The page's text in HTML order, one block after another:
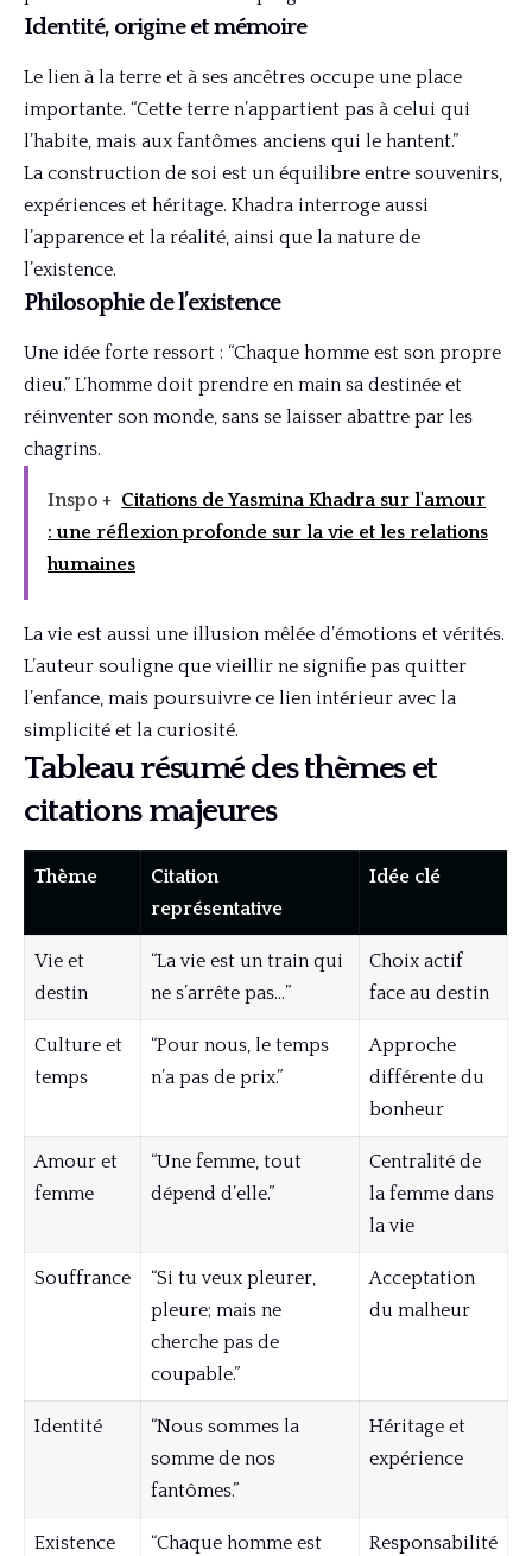
Identité, origine et mémoire
Le lien à la terre et à ses ancêtres occupe une place
importante. “Cette terre n’appartient pas à celui qui
l’habite, mais aux fantômes anciens qui le hantent.”
La construction de soi est un équilibre entre souvenirs,
expériences et héritage. Khadra interroge aussi
l’apparence et la réalité, ainsi que la nature de
l’existence.
Philosophie de l’existence
Une idée forte ressort : “Chaque homme est son propre
dieu.” L’homme doit prendre en main sa destinée et
réinventer son monde, sans se laisser abattre par les
chagrins.
Inspo + Citations de Yasmina Khadra sur l'amour
: une réflexion profonde sur la vie et les relations
humaines
La vie est aussi une illusion mêlée d’émotions et vérités.
L’auteur souligne que vieillir ne signifie pas quitter
l’enfance, mais poursuivre ce lien intérieur avec la
simplicité et la curiosité.
Tableau résumé des thèmes et
citations majeures
Thème
Citation
représentative
Idée clé
Vie et
destin
“La vie est un train qui
ne s’arrête pas…”
Choix actif
face au destin
Culture et
temps
“Pour nous, le temps
n’a pas de prix.”
Approche
différente du
bonheur
Amour et
femme
“Une femme, tout
dépend d’elle.”
Centralité de
la femme dans
la vie
Souffrance
“Si tu veux pleurer,
pleure; mais ne
cherche pas de
coupable.”
Acceptation
du malheur
Identité
“Nous sommes la
somme de nos
fantômes.”
Héritage et
expérience
Existence
“Chaque homme est
Responsabilité